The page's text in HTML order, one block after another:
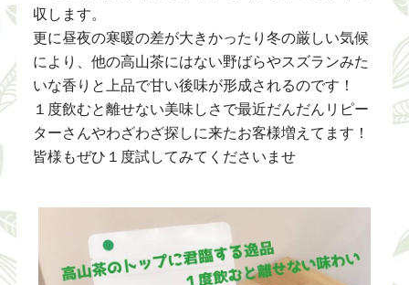
収します。
更に昼夜の寒暖の差が大きかったり冬の厳しい気候
により、他の高山茶にはない野ばらやスズランみた
いな香りと上品で甘い後味が形成されるのです！
１度飲むと離せない美味しさで最近だんだんリピー
ターさんやわざわざ探しに来たお客様増えてます！
皆様もぜひ１度試してみてくださいませ